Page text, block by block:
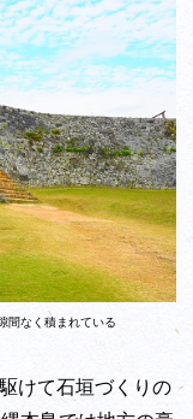
間なく積まれている
けて石垣づくりの